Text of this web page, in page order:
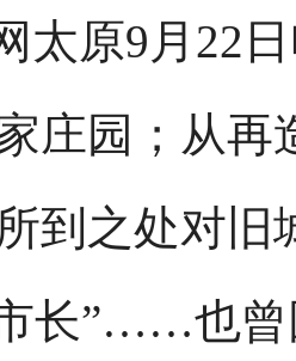
原9月22日
庄园；从再
到之处对旧
长”……也